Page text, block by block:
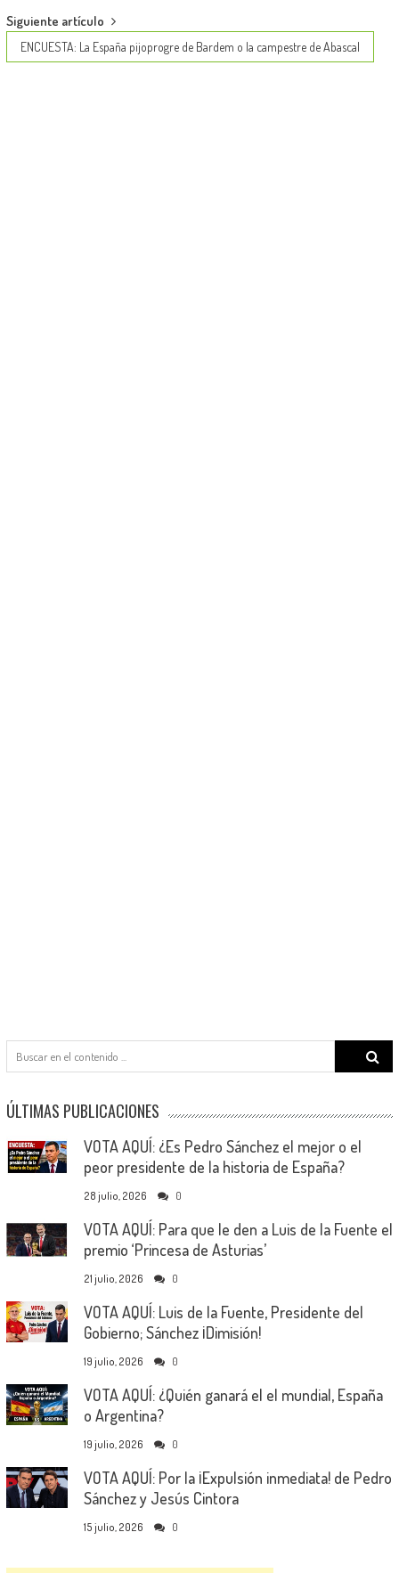
Siguiente artículo
ENCUESTA: La España pijoprogre de Bardem o la campestre de Abascal
Search
ÚLTIMAS PUBLICACIONES
VOTA AQUÍ: ¿Es Pedro Sánchez el mejor o el
peor presidente de la historia de España?
28 julio, 2026 0
VOTA AQUÍ: Para que le den a Luis de la Fuente el
premio ‘Princesa de Asturias’
21 julio, 2026 0
VOTA AQUÍ: Luis de la Fuente, Presidente del
Gobierno; Sánchez ¡Dimisión!
19 julio, 2026 0
VOTA AQUÍ: ¿Quién ganará el el mundial, España
o Argentina?
19 julio, 2026 0
VOTA AQUÍ: Por la ¡Expulsión inmediata! de Pedro
Sánchez y Jesús Cintora
15 julio, 2026 0